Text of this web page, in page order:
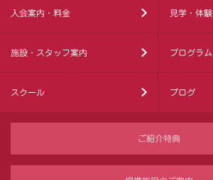
入会案内・料金 見学・体験
施設・スタッフ案内 プログラム
スクール ブログ
ご紹介特典